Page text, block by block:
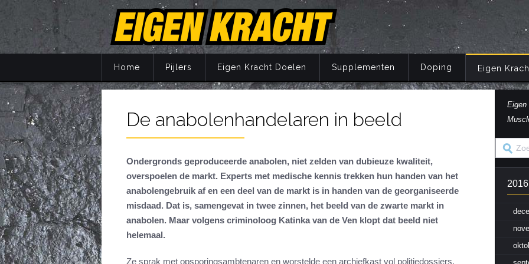
Home Pijlers
Trainingsprincipes
Krachtoefeningen Benen
Krachtoefeningen Armen
Krachtoefeningen Borst
Krachtoefeningen Buik
Eiwitten
Koolhydraten
Vetten
Vocht
Eigen Kracht Doelen
Principes
Training
Voeding
Supplementen
Herstel
Mentaal
Principes
Voeding
Supplementen
Herstel
Mentaal
Supplementen
Herstel
Supplementen Doping
Nuchtere feiten over doping
Veel gestelde vragen
Eigen
Eigen Kracht
De anabolenhandelaren in beeld
Ondergronds geproduceerde anabolen, niet zelden van dubieuze kwaliteit,
overspoelen de markt. Experts met medische kennis trekken hun handen van het
anabolengebruik af en een deel van de markt is in handen van de georganiseerde
misdaad. Dat is, samengevat in twee zinnen, het beeld van de zwarte markt in
anabolen. Maar volgens criminoloog Katinka van de Ven klopt dat beeld niet
helemaal.
Ze sprak met opsporingsambtenaren en worstelde een archiefkast vol politiedossiers,
Eigen
2016